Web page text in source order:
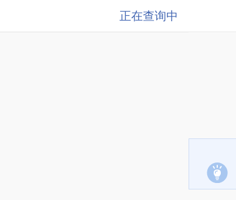
正在查询中